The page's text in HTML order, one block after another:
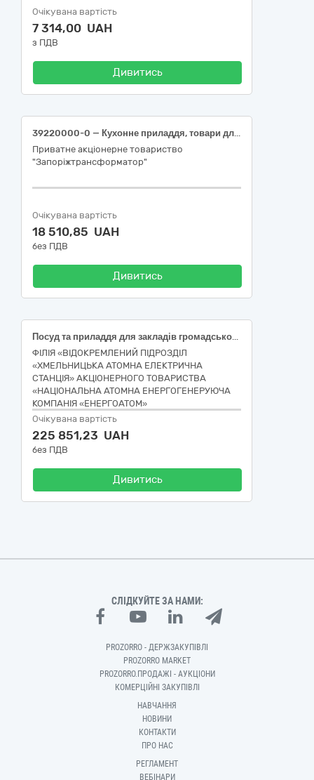
Очікувана вартість
7 314,00 UAH
з ПДВ
Дивитись
39220000-0 — Кухонне приладдя, товари для дому та господарства і приладдя для закладів громадського харчування
Приватне акціонерне товариство
"Запоріжтрансформатор"
Очікувана вартість
18 510,85 UAH
без ПДВ
Дивитись
Посуд та приладдя для закладів громадського харчування в асортименті
ФІЛІЯ «ВІДОКРЕМЛЕНИЙ ПІДРОЗДІЛ
«ХМЕЛЬНИЦЬКА АТОМНА ЕЛЕКТРИЧНА
СТАНЦІЯ» АКЦІОНЕРНОГО ТОВАРИСТВА
«НАЦІОНАЛЬНА АТОМНА ЕНЕРГОГЕНЕРУЮЧА
КОМПАНІЯ «ЕНЕРГОАТОМ»
Очікувана вартість
225 851,23 UAH
без ПДВ
Дивитись
СЛІДКУЙТЕ ЗА НАМИ:
PROZORRO - ДЕРЖЗАКУПІВЛІ
PROZORRO MARKET
PROZORRO.ПРОДАЖІ - АУКЦІОНИ
КОМЕРЦІЙНІ ЗАКУПІВЛІ
НАВЧАННЯ
НОВИНИ
КОНТАКТИ
ПРО НАС
РЕГЛАМЕНТ
ВЕБІНАРИ